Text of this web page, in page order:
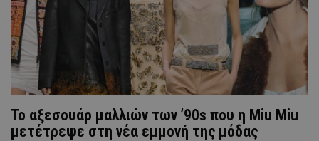
Το αξεσουάρ μαλλιών των ’90s που η Miu Miu
μετέτρεψε στη νέα εμμονή της μόδας